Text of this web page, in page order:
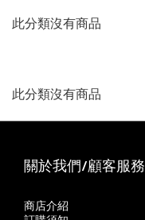
此分類沒有商品
此分類沒有商品
關於我們/顧客服務
商店介紹